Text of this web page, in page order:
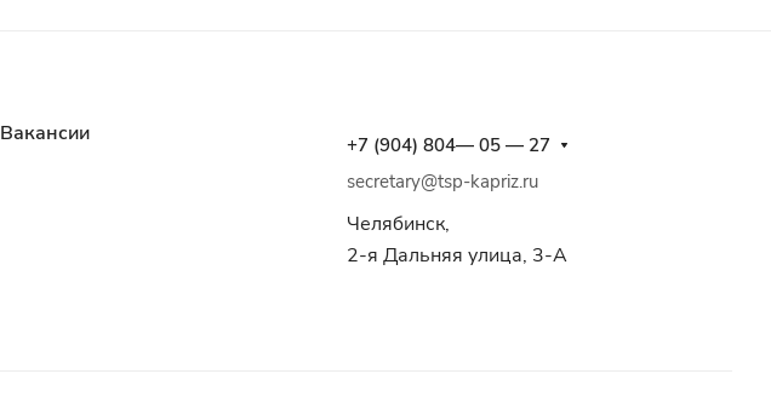
Вакансии
+7 (904) 804— 05 — 27
secretary@tsp-kapriz.ru
Челябинск,
2-я Дальняя улица, 3-А